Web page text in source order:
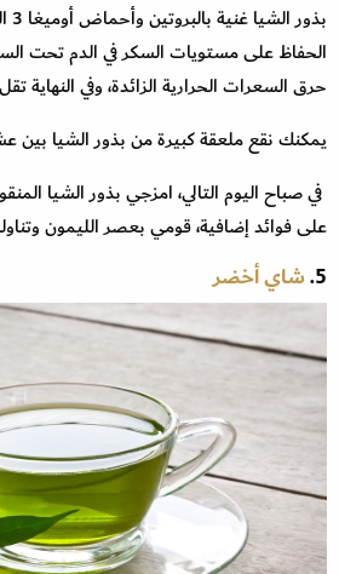
الحفاظ على مستويات السكر في الدم تحت
حرق السعرات الحرارية الزائدة، وفي النهاية
يمكنك نقع ملعقة كبيرة من بذور الشيا بين
في صباح اليوم التالي، امزجي بذور الشيا
على فوائد إضافية، قومي بعصر الليمون
5. شاي أخضر